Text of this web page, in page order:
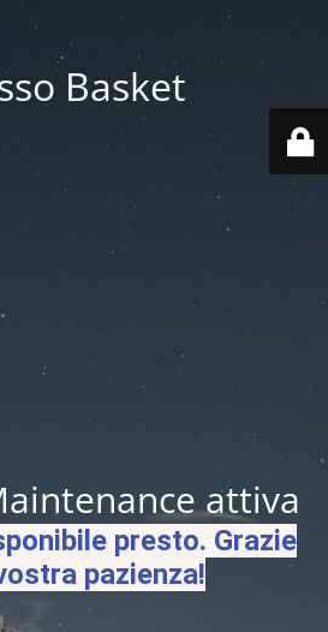
Basket
attiva
presto. Grazie
pazienza!